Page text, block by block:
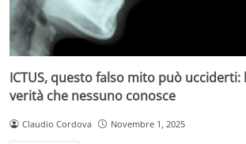
ICTUS, questo falso mito può ucciderti:
verità che nessuno conosce
Claudio Cordova Novembre 1, 2025